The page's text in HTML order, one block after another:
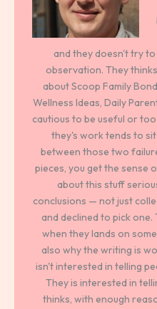
and they doesn't try
observation. They
about Scoop Family
Wellness Ideas, Daily
cautious to be useful or
they's work tends to
between those two
pieces, you get the sense
about this stuff
conclusions — not just
and declined to pick
when they lands on
also why the writing is
isn't interested in telling
They is interested in
thinks, with enough